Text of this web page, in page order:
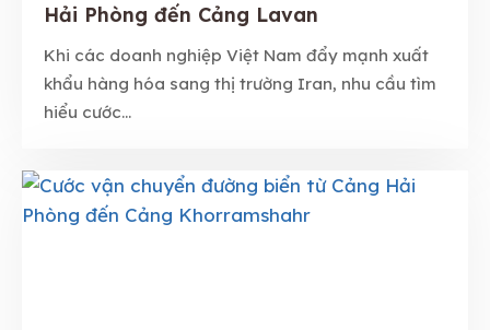
Hải Phòng đến Cảng Lavan
Khi các doanh nghiệp Việt Nam đẩy mạnh xuất
khẩu hàng hóa sang thị trường Iran, nhu cầu tìm
hiểu cước...